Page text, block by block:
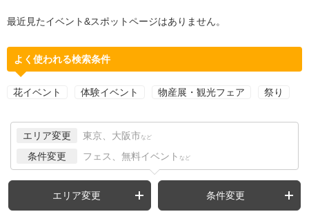
最近見たイベント&スポットページはありません。
よく使われる検索条件
花イベント 体験イベント 物産展・観光フェア 祭り
エリア変更 東京、大阪市 など
条件変更 フェス、無料イベント など
エリア変更 条件変更